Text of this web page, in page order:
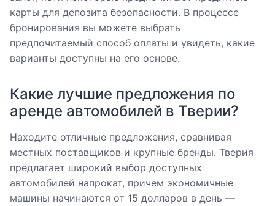
карты для депозита безопасности. В процессе
бронирования вы можете выбрать
предпочитаемый способ оплаты и увидеть, какие
варианты доступны на его основе.
Какие лучшие предложения по
аренде автомобилей в Тверии?
Находите отличные предложения, сравнивая
местных поставщиков и крупные бренды. Тверия
предлагает широкий выбор доступных
автомобилей напрокат, причем экономичные
машины начинаются от 15 долларов в день —